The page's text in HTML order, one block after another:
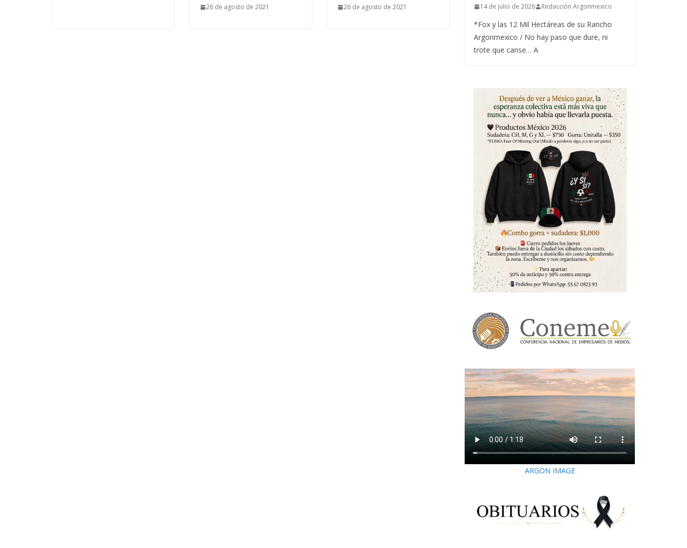
26 de agosto de 2021 26 de agosto de 2021 14 de julio de 2026 Redacción Argonmexico
*Fox y las 12 Mil Hectáreas de su Rancho
Argonmexico / No hay paso que dure, ni
trote que canse… A
ARGON IMAGE